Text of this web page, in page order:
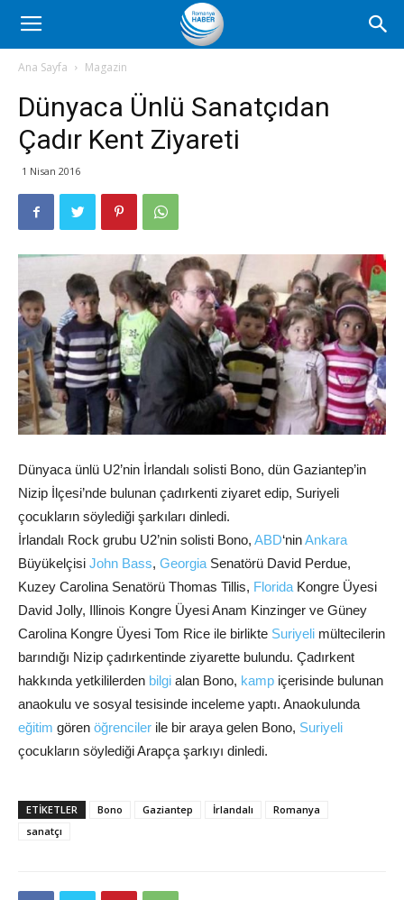
Romanya
Haber
Ana Sayfa Magazin
Dünyaca Ünlü Sanatçıdan
Çadır Kent Ziyareti
1 Nisan 2016
Dünyaca ünlü U2’nin İrlandalı solisti Bono, dün Gaziantep’in
Nizip İlçesi’nde bulunan çadırkenti ziyaret edip, Suriyeli
çocukların söylediği şarkıları dinledi.
İrlandalı Rock grubu U2’nin solisti Bono, ABD‘ninAnkara
Büyükelçisi John Bass, Georgia Senatörü David Perdue,
Kuzey Carolina Senatörü Thomas Tillis, Florida Kongre Üyesi
David Jolly, Illinois Kongre Üyesi Anam Kinzinger ve Güney
Carolina Kongre Üyesi Tom Rice ile birlikte Suriyeli mültecilerin
barındığı Nizip çadırkentinde ziyarette bulundu. Çadırkent
hakkında yetkililerden bilgi alan Bono, kamp içerisinde bulunan
anaokulu ve sosyal tesisinde inceleme yaptı. Anaokulunda
eğitim gören öğrenciler ile bir araya gelen Bono, Suriyeli
çocukların söylediği Arapça şarkıyı dinledi.
ETIKETLER Bono Gaziantep İrlandalı
Romanya
sanatçı